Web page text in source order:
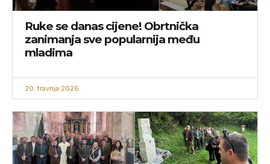
Ruke se danas cijene! Obrtnička
zanimanja sve popularnija među
mladima
20. travnja 2026.